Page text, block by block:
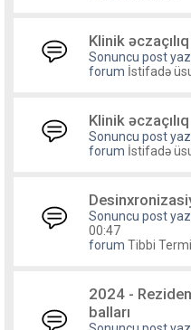
Klinik
Sonuncu post
forum İstifadə
Klinik
Sonuncu post
forum İstifadə
Sonuncu post
00:47
forum Tibbi
2024 -
balları